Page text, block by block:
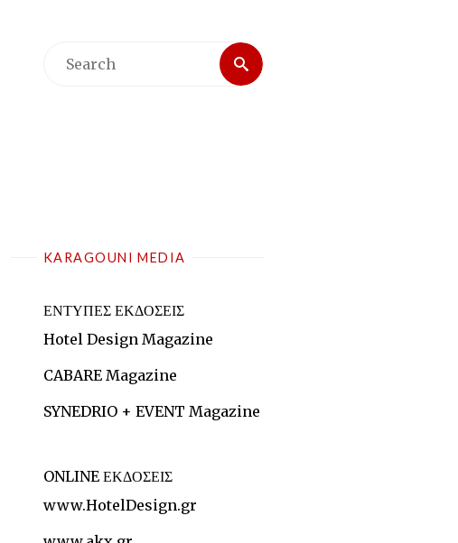
Search
Search
KARAGOUNI MEDIA
ΕΝΤΥΠΕΣ ΕΚΔΟΣΕΙΣ
Hotel Design Magazine
CABARE Magazine
SYNEDRIO + EVENT Magazine
ONLINE ΕΚΔΟΣΕΙΣ
www.HotelDesign.gr